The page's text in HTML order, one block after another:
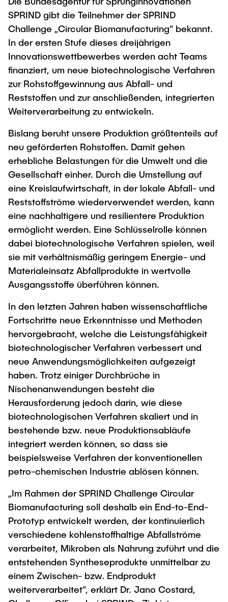
"Biobased Processes and Reactor
Technologies"
Research and institutes
Joint School of Multidisciplinary Studies
Institutes
Overview
SPRIND gibt die Teilnehmer der SPRIND
Challenge „Circular Biomanufacturing“ bekannt.
In der ersten Stufe dieses dreijährigen
Innovationswettbewerbes werden acht Teams
finanziert, um neue biotechnologische Verfahren
zur Rohstoffgewinnung aus Abfall- und
Reststoffen und zur anschließenden, integrierten
Weiterverarbeitung zu entwickeln.
Bislang beruht unsere Produktion größtenteils auf
neu geförderten Rohstoffen. Damit gehen
erhebliche Belastungen für die Umwelt und die
Gesellschaft einher. Durch die Umstellung auf
eine Kreislaufwirtschaft, in der lokale Abfall- und
Reststoffströme wiederverwendet werden, kann
eine nachhaltigere und resilientere Produktion
ermöglicht werden. Eine Schlüsselrolle können
dabei biotechnologische Verfahren spielen, weil
sie mit verhältnismäßig geringem Energie- und
Materialeinsatz Abfallprodukte in wertvolle
Ausgangsstoffe überführen können.
In den letzten Jahren haben wissenschaftliche
Fortschritte neue Erkenntnisse und Methoden
hervorgebracht, welche die Leistungsfähigkeit
biotechnologischer Verfahren verbessert und
neue Anwendungsmöglichkeiten aufgezeigt
haben. Trotz einiger Durchbrüche in
Nischenanwendungen besteht die
Herausforderung jedoch darin, wie diese
biotechnologischen Verfahren skaliert und in
bestehende bzw. neue Produktionsabläufe
integriert werden können, so dass sie
beispielsweise Verfahren der konventionellen
petro-chemischen Industrie ablösen können.
„Im Rahmen der SPRIND Challenge Circular
Biomanufacturing soll deshalb ein End-to-End-
Prototyp entwickelt werden, der kontinuierlich
verschiedene kohlenstoffhaltige Abfallströme
verarbeitet, Mikroben als Nahrung zuführt und die
entstehenden Syntheseprodukte unmittelbar zu
einem Zwischen- bzw. Endprodukt
weiterverarbeitet“, erklärt Dr. Jano Costard,